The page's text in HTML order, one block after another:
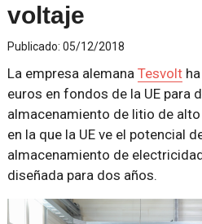
voltaje
Publicado: 05/12/2018
La empresa alemana Tesvoltha
euros en fondos de la UE para
almacenamiento de litio de
en la que la UE ve el potencial
almacenamiento de
diseñada para dos años.